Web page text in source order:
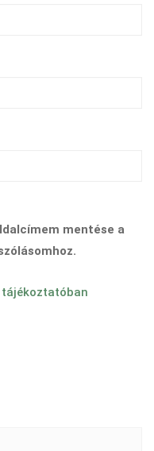
mentése a